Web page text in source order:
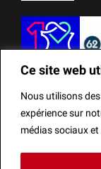
Ce site web
Nous utilisons
expérience sur
médias sociaux